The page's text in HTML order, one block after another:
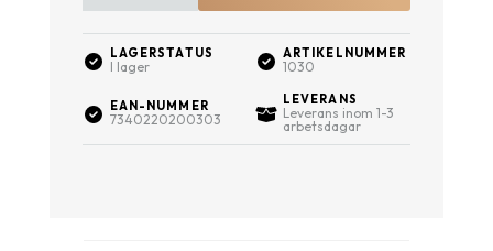
LAGERSTATUS
I lager
ARTIKELNUMMER
1030
EAN-NUMMER
7340220200303
LEVERANS
Leverans inom 1-3
arbetsdagar